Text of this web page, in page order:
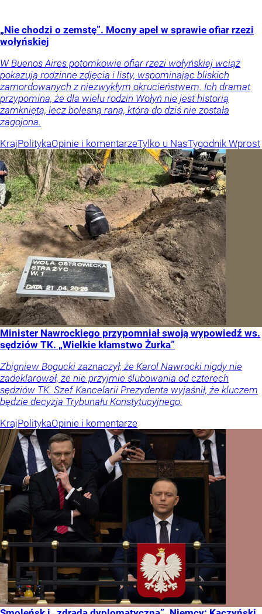
„Nie chodzi o zemstę”. Mocny apel w sprawie ofiar rzezi
wołyńskiej
W Buenos Aires potomkowie ofiar rzezi wołyńskiej wciąż
pokazują rodzinne zdjęcia i listy, wspominając bliskich
zamordowanych z niezwykłym okrucieństwem. Ich dramat
przypomina, że dla wielu rodzin Wołyń nie jest historią
zamkniętą, lecz bolesną raną, która do dziś nie została
zagojona.
KrajPolitykaOpinie i komentarzeTylko u NasTygodnik Wprost
Minister Nawrockiego przypomniał swoją wypowiedź ws.
sędziów TK. „Wielkie kłamstwo Żurka”
Zbigniew Bogucki zaznaczył, że Karol Nawrocki nigdy nie
zadeklarował, że nie przyjmie ślubowania od czterech
sędziów TK. Szef Kancelarii Prezydenta wyjaśnił, że kluczem
będzie decyzja Trybunału Konstytucyjnego.
KrajPolitykaOpinie i komentarze